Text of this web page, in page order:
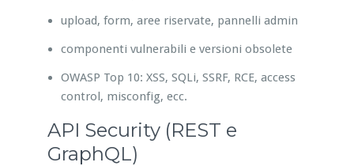
upload, form, aree riservate, pannelli admin
componenti vulnerabili e versioni obsolete
OWASP Top 10: XSS, SQLi, SSRF, RCE, access
control, misconfig, ecc.
API Security (REST e
GraphQL)